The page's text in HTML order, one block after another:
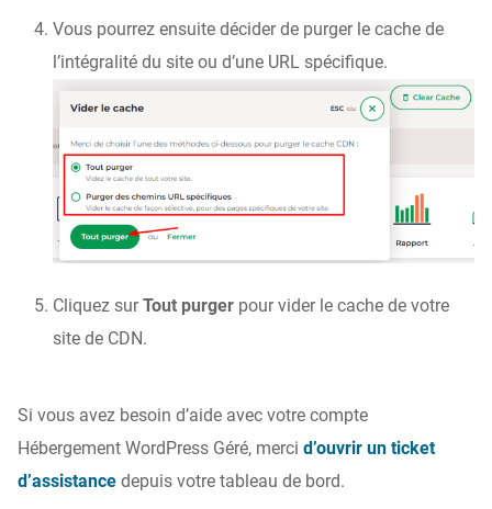
Vous pourrez ensuite décider de purger le cache de
l’intégralité du site ou d’une URL spécifique.
Cliquez surTout purger pour vider le cache de votre
site de CDN.
Si vous avez besoin d’aide avec votre compte
Hébergement WordPress Géré, merci d’ouvrir un ticket
d’assistance depuis votre tableau de bord.